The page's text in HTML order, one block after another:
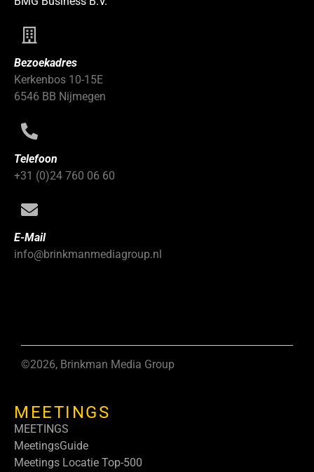
Bezoekadres
Kerkenbos 10-15E
6546 BB Nijmegen
Telefoon
+31 (0)24 760 06 60
E-Mail
info@brinkmanmediagroup.nl
©2026, Brinkman Media Group
MEETINGS
MEETINGS
MeetingsGuide
Meetings Locatie Top-500